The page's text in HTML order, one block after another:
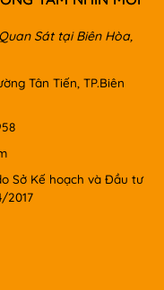
Sát tại Biên Hòa,
Tân Tiến, TP.Biên
Sở Kế hoạch và Đầu tư
2017